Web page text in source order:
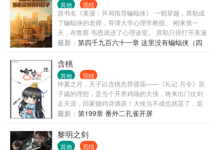
其他 完结
原书名《美漫：开局指导蝙蝠侠》 一朝穿越，席勒成
了蝙蝠侠的老师，哥谭大学心理学教授。 刚来第一
天，布鲁斯·韦恩就进了心理诊室。 席勒只得打开美漫
聊天系统，发了第一条帖子:蝙蝠侠问我人生的意义，
该怎么回答？在线等挺急的。 席勒·安戴尔·罗德里格
斯，世界级犯罪心理学大师，哥谭大学最知名的心理
学教授，他的学生既有超级英雄，也有超级罪犯，但
他却不属于其中任何一个，蝙蝠侠喜欢称他为“教授”，
小丑把他念作“最冷静的疯子”，稻草人叫他“阿卡姆漏
网之鱼”，尼克·弗瑞认为他是“脱罪家”。 做蝙蝠侠的老
师、小蜘蛛的教父、钢铁侠的心理医生，席勒的美漫
之旅，从开局指导蝙蝠侠开始。 综美漫（包含电影宇
宙），DC漫威及其他漫画，不虐主，配角不降智。
（别在意书名！不是工作室文！不是聊天群！系统没
最新： 第四千九百六十一章 这里没有蝙蝠侠（四
十八）
含桃
其他 完结
仲夏之月，天子以含桃先荐寝庙——《礼记·月令》辰
子戚的理想，是当个开养鸡场的大侠，将来出门仗剑
走天涯，回家烧鸡诗酒茶！大侠当不成也就罢了，皇
帝老爹还要拿他祭祀神明！不过这个神明，好像哪里
不太对？神明：啾？酷炫装逼幼鸟攻Ｘ睚眦必报小心
眼大忽悠受封面画手：太白菌封面设计：酥可推荐代
小甜文《婚约》男人和男孩儿的婚后日常基友的古
最新： 第199章 番外二孔雀开屏
黎明之剑
其他 完结